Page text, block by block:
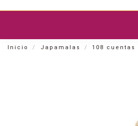
Inicio Japamalas 108 cuentas